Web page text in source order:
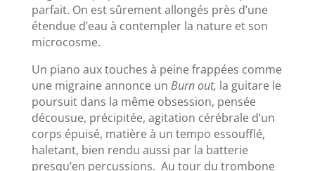
parfait. On est sûrement allongés près d’une
étendue d’eau à contempler la nature et son
microcosme.
Un piano aux touches à peine frappées comme
une migraine annonce un Burn out, la guitare le
poursuit dans la même obsession, pensée
décousue, précipitée, agitation cérébrale d’un
corps épuisé, matière à un tempo essoufflé,
haletant, bien rendu aussi par la batterie
presqu’en percussions. Au tour du trombone